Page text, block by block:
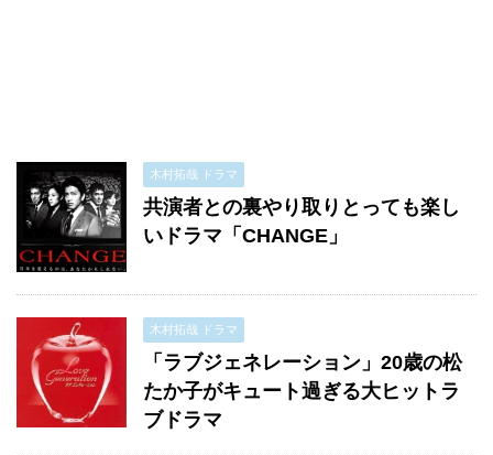
木村拓哉 ドラマ
共演者との裏やり取りとっても楽し
いドラマ「CHANGE」
木村拓哉 ドラマ
「ラブジェネレーション」20歳の松
たか子がキュート過ぎる大ヒットラ
ブドラマ